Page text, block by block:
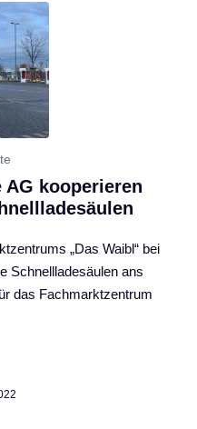
AG kooperieren
„Das Waibl“ bei
Schnellladesäulen ans
das Fachmarktzentrum